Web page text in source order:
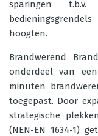
sparingen
hoogten.
Brandwerend
onderdeel van
minuten
toegepast. Door
strategische
(NEN-EN 1634-1)